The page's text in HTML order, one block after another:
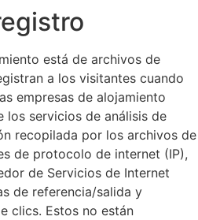
está de archivos de
a los visitantes cuando
empresas de alojamiento
los servicios de análisis de
recopilada por los archivos de
de protocolo de internet (IP),
de Servicios de Internet
de referencia/salida y
clics. Estos no están